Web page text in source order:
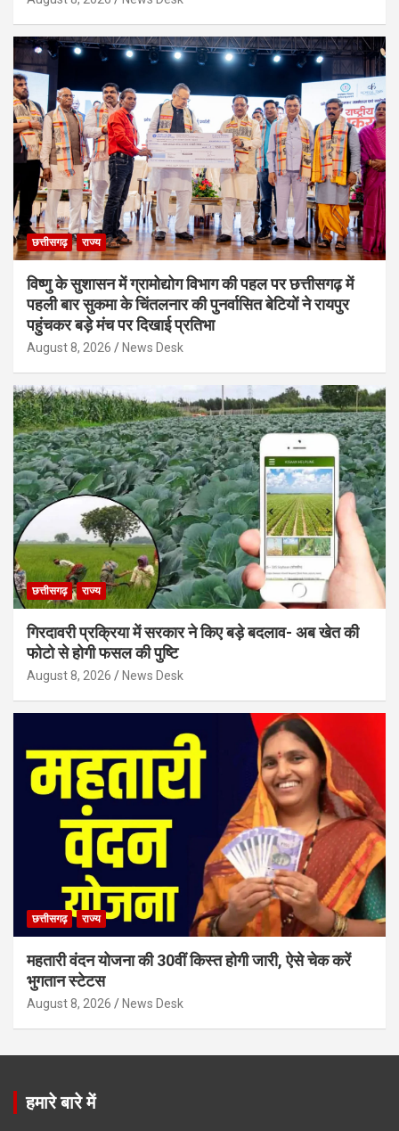
छत्तीसगढ़ राज्य
विष्णु के सुशासन में ग्रामोद्योग विभाग की पहल पर छत्तीसगढ़ में
पहली बार सुकमा के चिंतलनार की पुनर्वासित बेटियों ने रायपुर
पहुंचकर बड़े मंच पर दिखाई प्रतिभा
August 8, 2026 News Desk
छत्तीसगढ़ राज्य
गिरदावरी प्रक्रिया में सरकार ने किए बड़े बदलाव- अब खेत की
फोटो से होगी फसल की पुष्टि
August 8, 2026 News Desk
छत्तीसगढ़ राज्य
महतारी वंदन योजना की 30वीं किस्त होगी जारी, ऐसे चेक करें
भुगतान स्टेटस
August 8, 2026 News Desk
हमारे बारे में